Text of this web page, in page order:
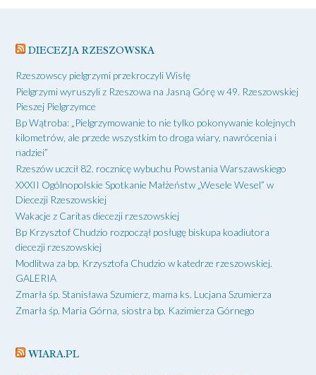
DIECEZJA RZESZOWSKA
Rzeszowscy pielgrzymi przekroczyli Wisłę
Pielgrzymi wyruszyli z Rzeszowa na Jasną Górę w 49. Rzeszowskiej
Pieszej Pielgrzymce
Bp Wątroba: „Pielgrzymowanie to nie tylko pokonywanie kolejnych
kilometrów, ale przede wszystkim to droga wiary, nawrócenia i
nadziei”
Rzeszów uczcił 82. rocznicę wybuchu Powstania Warszawskiego
XXXII Ogólnopolskie Spotkanie Małżeństw „Wesele Wesel” w
Diecezji Rzeszowskiej
Wakacje z Caritas diecezji rzeszowskiej
Bp Krzysztof Chudzio rozpoczął posługę biskupa koadiutora
diecezji rzeszowskiej
Modlitwa za bp. Krzysztofa Chudzio w katedrze rzeszowskiej.
GALERIA
Zmarła śp. Stanisława Szumierz, mama ks. Lucjana Szumierza
Zmarła śp. Maria Górna, siostra bp. Kazimierza Górnego
WIARA.PL